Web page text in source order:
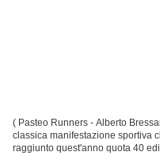
( Pasteo Runners - Alberto
classica manifestazione sportiva
raggiunto quest'anno quota 40